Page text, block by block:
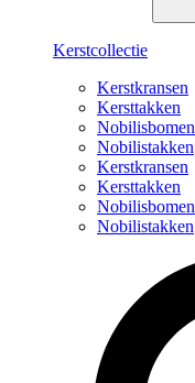
Kerstcollectie
Kerstkransen
Kersttakken
Nobilisbomen
Nobilistakken
Kerstkransen
Kersttakken
Nobilisbomen
Nobilistakken